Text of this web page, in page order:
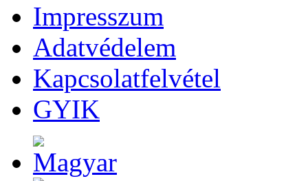
Impresszum
Adatvédelem
Kapcsolatfelvétel
GYIK